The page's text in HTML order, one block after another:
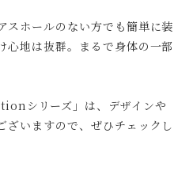
スホールのない方でも簡単に装
心地は抜群。まるで身体の一部
シリーズ」は、デザインや
ざいますので、ぜひチェックし